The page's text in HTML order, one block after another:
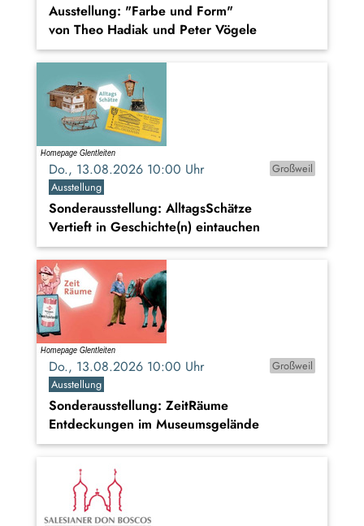
Ausstellung: "Farbe und Form"
von Theo Hadiak und Peter Vögele
Do., 13.08.2026 10:00 Uhr
Großweil
Ausstellung
Sonderausstellung: AlltagsSchätze
Vertieft in Geschichte(n) eintauchen
Do., 13.08.2026 10:00 Uhr
Großweil
Ausstellung
Sonderausstellung: ZeitRäume
Entdeckungen im Museumsgelände